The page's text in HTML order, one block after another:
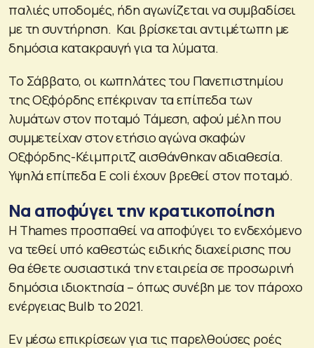
παλιές υποδομές, ήδη αγωνίζεται να συμβαδίσει
με τη συντήρηση. Και βρίσκεται αντιμέτωπη με
δημόσια κατακραυγή για τα λύματα.
Το Σάββατο, οι κωπηλάτες του Πανεπιστημίου
της Οξφόρδης επέκριναν τα επίπεδα των
λυμάτων στον ποταμό Τάμεση, αφού μέλη που
συμμετείχαν στον ετήσιο αγώνα σκαφών
Οξφόρδης-Κέιμπριτζ αισθάνθηκαν αδιαθεσία.
Υψηλά επίπεδα E coli έχουν βρεθεί στον ποταμό.
Να αποφύγει την κρατικοποίηση
Η Thames προσπαθεί να αποφύγει το ενδεχόμενο
να τεθεί υπό καθεστώς ειδικής διαχείρισης που
θα έθετε ουσιαστικά την εταιρεία σε προσωρινή
δημόσια ιδιοκτησία – όπως συνέβη με τον πάροχο
ενέργειας Bulb το 2021.
Εν μέσω επικρίσεων για τις παρελθούσες ροές